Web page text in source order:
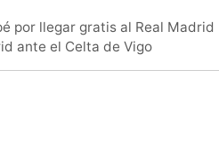
por llegar gratis al Real Madrid
ante el Celta de Vigo